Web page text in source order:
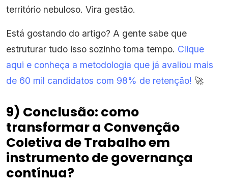
território nebuloso. Vira gestão.
Está gostando do artigo? A gente sabe que
estruturar tudo isso sozinho toma tempo. Clique
aqui e conheça a metodologia que já avaliou mais
de 60 mil candidatos com 98% de retenção! 🚀
9) Conclusão: como
transformar a Convenção
Coletiva de Trabalho em
instrumento de governança
contínua?